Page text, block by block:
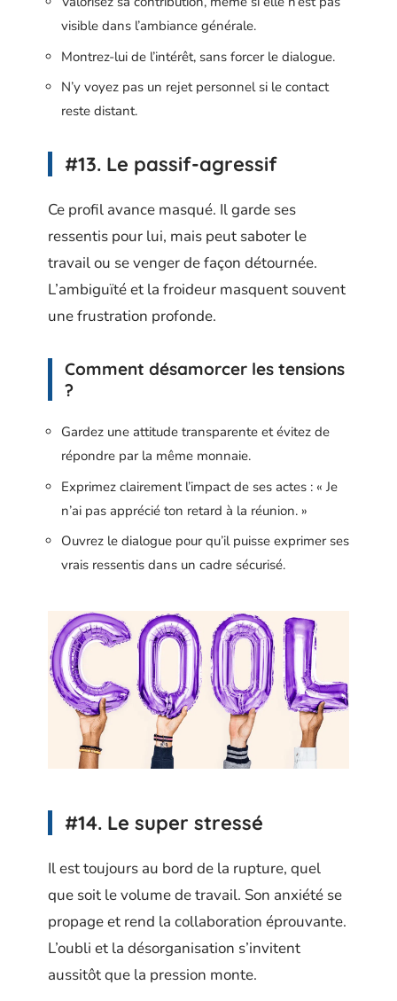
visible dans l’ambiance générale.
Montrez-lui de l’intérêt, sans forcer le dialogue.
N’y voyez pas un rejet personnel si le contact
reste distant.
#13. Le passif-agressif
Ce profil avance masqué. Il garde ses
ressentis pour lui, mais peut saboter le
travail ou se venger de façon détournée.
L’ambiguïté et la froideur masquent souvent
une frustration profonde.
Comment désamorcer les tensions
?
Gardez une attitude transparente et évitez de
répondre par la même monnaie.
Exprimez clairement l’impact de ses actes : « Je
n’ai pas apprécié ton retard à la réunion. »
Ouvrez le dialogue pour qu’il puisse exprimer ses
vrais ressentis dans un cadre sécurisé.
#14. Le super stressé
Il est toujours au bord de la rupture, quel
que soit le volume de travail. Son anxiété se
propage et rend la collaboration éprouvante.
L’oubli et la désorganisation s’invitent
aussitôt que la pression monte.